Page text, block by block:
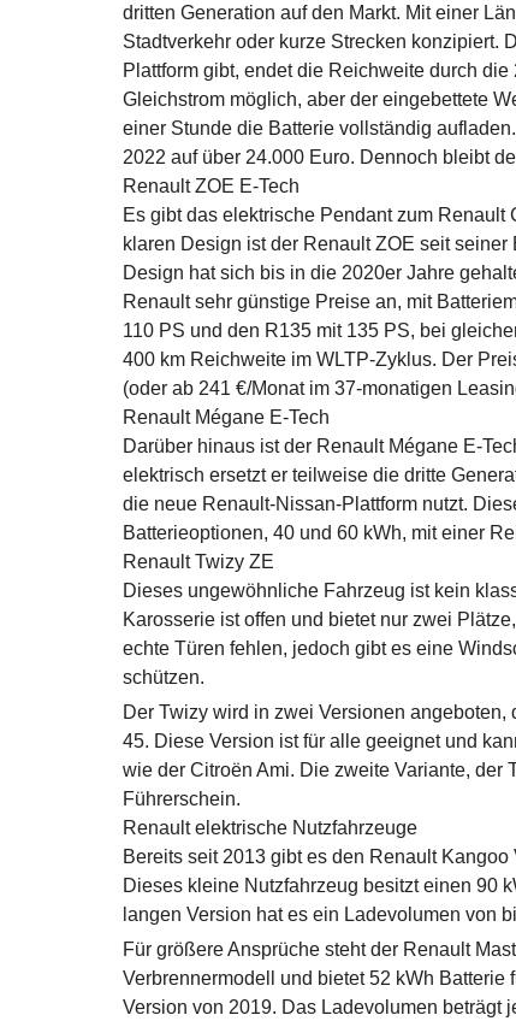
dritten Generation auf den Markt. Mit einer
Stadtverkehr oder kurze Strecken konzipiert.
Plattform gibt, endet die Reichweite durch
Gleichstrom möglich, aber der eingebettete
einer Stunde die Batterie vollständig
2022 auf über 24.000 Euro. Dennoch bleibt
Renault ZOE E-Tech
Es gibt das elektrische Pendant zum
klaren Design ist der Renault ZOE seit
Design hat sich bis in die 2020er Jahre
Renault sehr günstige Preise an, mit
110 PS und den R135 mit 135 PS, bei
400 km Reichweite im WLTP-Zyklus. Der
(oder ab 241 €/Monat im 37-monatigen
Renault Mégane E-Tech
Darüber hinaus ist der Renault Mégane E-
elektrisch ersetzt er teilweise die dritte
die neue Renault-Nissan-Plattform nutzt.
Batterieoptionen, 40 und 60 kWh, mit einer
Renault Twizy ZE
Dieses ungewöhnliche Fahrzeug ist kein
Karosserie ist offen und bietet nur zwei
echte Türen fehlen, jedoch gibt es eine
schützen.
Der Twizy wird in zwei Versionen
45. Diese Version ist für alle geeignet und
wie der Citroën Ami. Die zweite Variante, der
Führerschein.
Renault elektrische Nutzfahrzeuge
Bereits seit 2013 gibt es den Renault
Dieses kleine Nutzfahrzeug besitzt einen 90
langen Version hat es ein Ladevolumen von
Für größere Ansprüche steht der Renault
Verbrennermodell und bietet 52 kWh
Version von 2019. Das Ladevolumen beträgt